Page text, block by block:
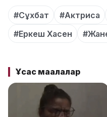
#Сұхбат #Актриса
#Еркеш Хасен
Ұқсас мақалалар